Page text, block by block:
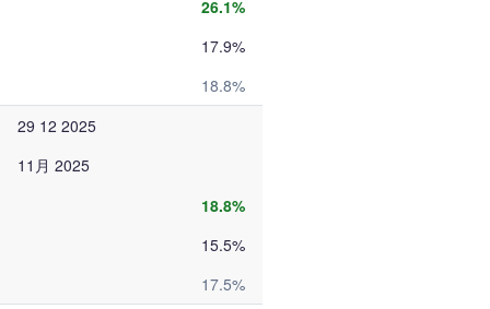
26.1%
17.9%
18.8%
29 12 2025
11月 2025
18.8%
15.5%
17.5%